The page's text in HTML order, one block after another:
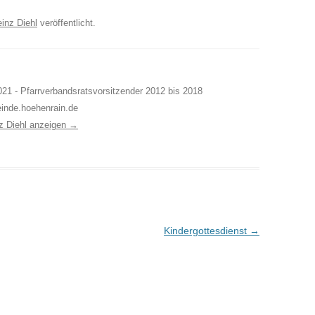
Diehl veröffentlicht.
- Pfarrverbandsratsvorsitzender 2012 bis 2018
Diehl anzeigen →
Kindergottesdienst →